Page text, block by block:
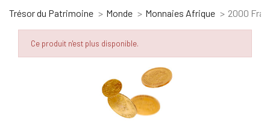
Trésor du Patrimoine Monde Monnaies Afrique 2000
Ce produit n'est plus disponible.